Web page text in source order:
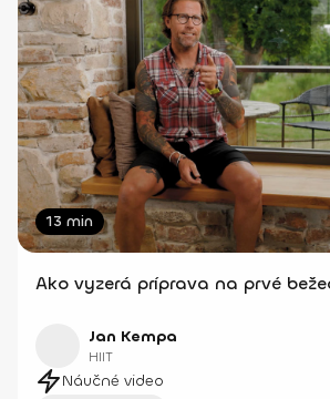
13 min
Ako vyzerá príprava na prvé
Jan Kempa
HIIT
Náučné video